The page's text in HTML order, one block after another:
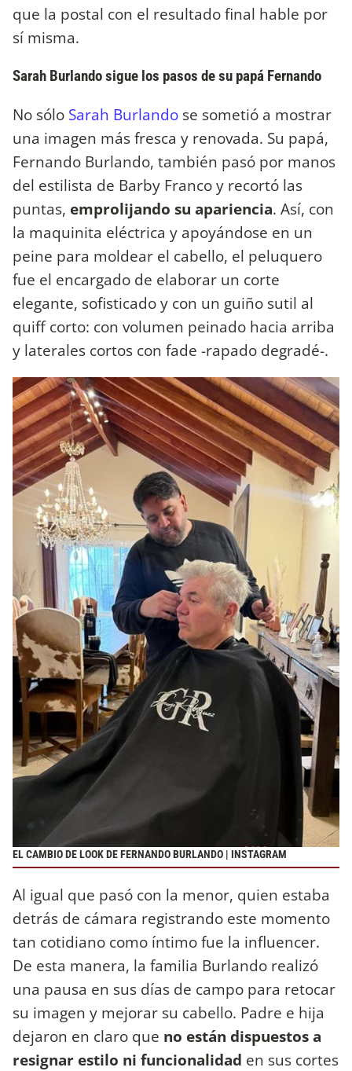
que la postal con el resultado final hable por
sí misma.
Sarah Burlando sigue los pasos de su papá Fernando
No sólo Sarah Burlando se sometió a mostrar
una imagen más fresca y renovada. Su papá,
Fernando Burlando, también pasó por manos
del estilista de Barby Franco y recortó las
puntas, emprolijando su apariencia. Así, con
la maquinita eléctrica y apoyándose en un
peine para moldear el cabello, el peluquero
fue el encargado de elaborar un corte
elegante, sofisticado y con un guiño sutil al
quiff corto: con volumen peinado hacia arriba
y laterales cortos con fade -rapado degradé-.
EL CAMBIO DE LOOK DE FERNANDO BURLANDO | INSTAGRAM
Al igual que pasó con la menor, quien estaba
detrás de cámara registrando este momento
tan cotidiano como íntimo fue la influencer.
De esta manera, la familia Burlando realizó
una pausa en sus días de campo para retocar
su imagen y mejorar su cabello. Padre e hija
dejaron en claro que no están dispuestos a
resignar estilo ni funcionalidad en sus cortes